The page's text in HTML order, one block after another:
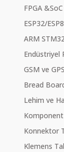
FPGA
ESP32/
ARM
Endüstriyel
GSM ve
Bread
Lehim ve
Konnektor
Klemens